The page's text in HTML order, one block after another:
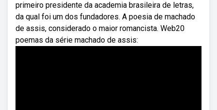
primeiro presidente da academia brasileira de letras,
da qual foi um dos fundadores. A poesia de machado
de assis, considerado o maior romancista. Web20
poemas da série machado de assis: